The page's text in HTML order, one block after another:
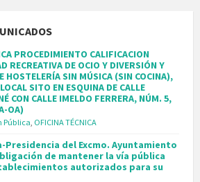
PROCEDIMIENTO CALIFICACION
RECREATIVA DE OCIO Y DIVERSIÓN Y
HOSTELERÍA SIN MÚSICA (SIN COCINA),
SITO EN ESQUINA DE CALLE
CON CALLE IMELDO FERRERA, NÚM. 5,
OA)
Pública, OFICINA TÉCNICA
Presidencia del Excmo. Ayuntamiento
de mantener la vía pública
autorizados para su